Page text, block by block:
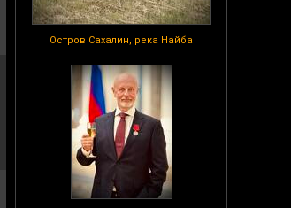
Остров Сахалин, река Найба